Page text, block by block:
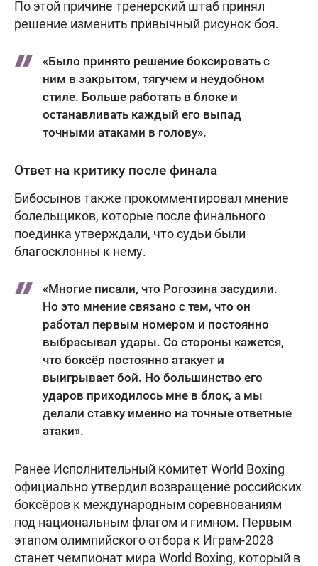
По этой причине тренерский штаб принял
решение изменить привычный рисунок боя.
«Было принято решение боксировать с
ним в закрытом, тягучем и неудобном
стиле. Больше работать в блоке и
останавливать каждый его выпад
точными атаками в голову».
Ответ на критику после финала
Бибосынов также прокомментировал мнение
болельщиков, которые после финального
поединка утверждали, что судьи были
благосклонны к нему.
«Многие писали, что Рогозина засудили.
Но это мнение связано с тем, что он
работал первым номером и постоянно
выбрасывал удары. Со стороны кажется,
что боксёр постоянно атакует и
выигрывает бой. Но большинство его
ударов приходилось мне в блок, а мы
делали ставку именно на точные ответные
атаки».
Ранее Исполнительный комитет World Boxing
официально утвердил возвращение российских
боксёров к международным соревнованиям
под национальным флагом и гимном. Первым
этапом олимпийского отбора к Играм-2028
станет чемпионат мира World Boxing, который в